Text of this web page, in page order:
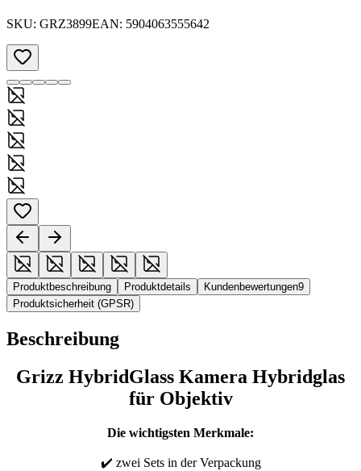
SKU: GRZ3899EAN: 5904063555642
Produktbeschreibung Produktdetails Kundenbewertungen9
Produktsicherheit (GPSR)
Beschreibung
Grizz HybridGlass Kamera Hybridglas
für Objektiv
Die wichtigsten Merkmale:
✔️ zwei Sets in der Verpackung